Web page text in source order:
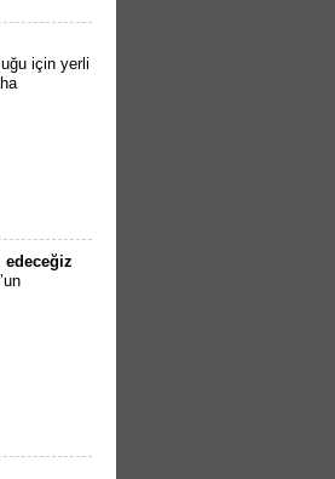
için yerli
edeceğiz